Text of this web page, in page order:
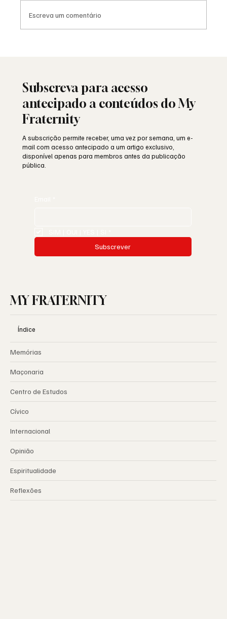
Escreva um comentário
Subscreva para acesso
antecipado a conteúdos do My
Fraternity
A subscrição permite receber, uma vez por semana, um e-
mail com acesso antecipado a um artigo exclusivo,
disponível apenas para membros antes da publicação
pública.
Subscrever
MY FRATERNITY
Índice
Memórias
Maçonaria
Centro de Estudos
Cívico
Internacional
Opinião
Espiritualidade
Reflexões